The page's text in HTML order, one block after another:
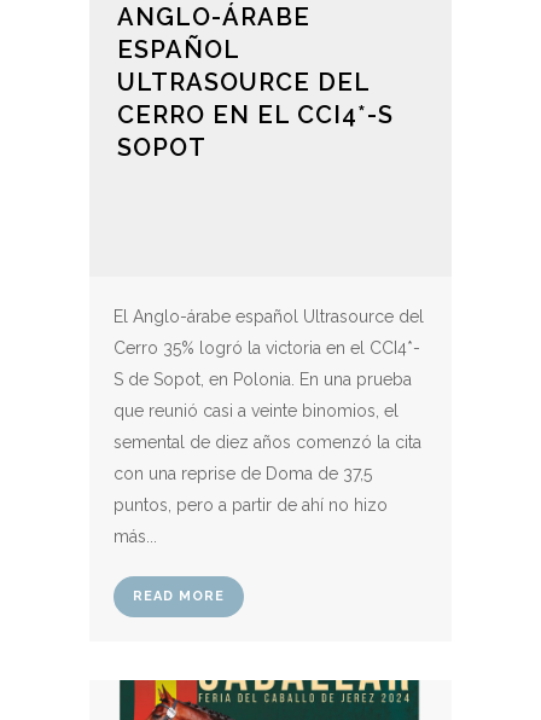
ANGLO-ÁRABE
ESPAÑOL
ULTRASOURCE DEL
CERRO EN EL CCI4*-S
SOPOT
El Anglo-árabe español Ultrasource del
Cerro 35% logró la victoria en el CCI4*-
S de Sopot, en Polonia. En una prueba
que reunió casi a veinte binomios, el
semental de diez años comenzó la cita
con una reprise de Doma de 37,5
puntos, pero a partir de ahí no hizo
más...
READ MORE